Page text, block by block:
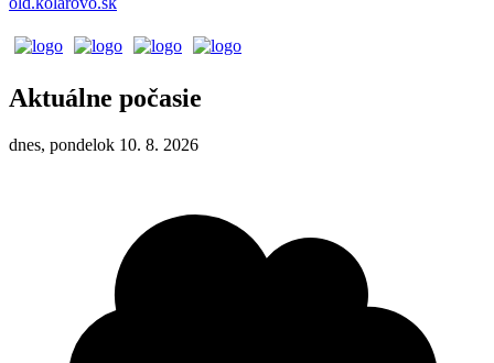
Aktuálne počasie
dnes, pondelok 10. 8. 2026